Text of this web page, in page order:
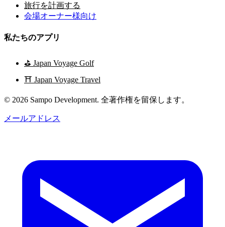
旅行を計画する
会場オーナー様向け
私たちのアプリ
⛳ Japan Voyage Golf
⛩️ Japan Voyage Travel
© 2026 Sampo Development. 全著作権を留保します。
メールアドレス